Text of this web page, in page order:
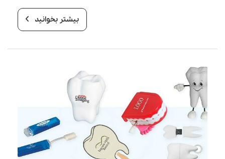
بیشتر بخوانید